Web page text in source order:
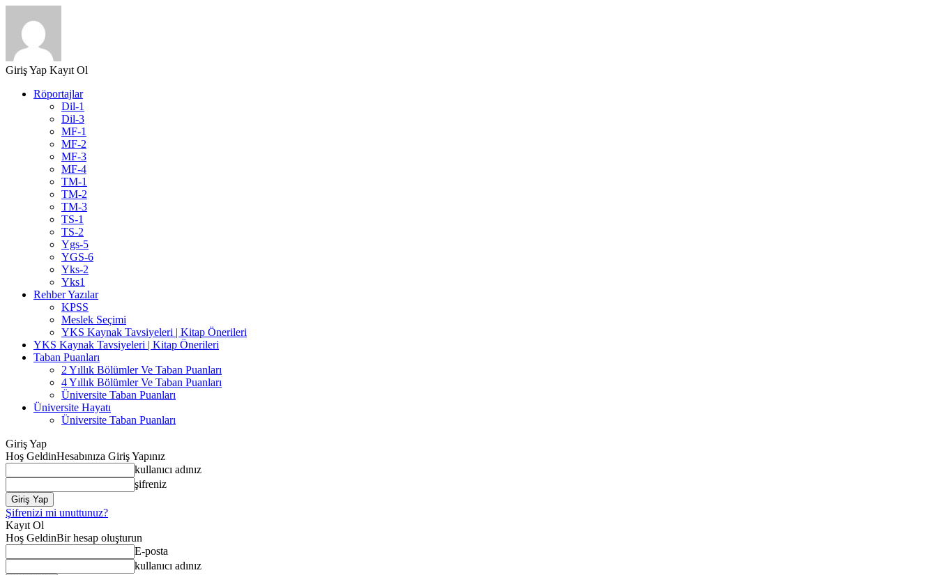
Giriş Yap Kayıt Ol
Röportajlar
Dil-1
Dil-3
MF-1
MF-2
MF-3
MF-4
TM-1
TM-2
TM-3
TS-1
TS-2
Ygs-5
YGS-6
Yks-2
Yks1
Rehber Yazılar
KPSS
Meslek Seçimi
YKS Kaynak Tavsiyeleri | Kitap Önerileri
YKS Kaynak Tavsiyeleri | Kitap Önerileri
Taban Puanları
2 Yıllık Bölümler Ve Taban Puanları
4 Yıllık Bölümler Ve Taban Puanları
Üniversite Taban Puanları
Üniversite Hayatı
Üniversite Taban Puanları
Giriş Yap
Hoş GeldinHesabınıza Giriş Yapınız
kullanıcı adınız
şifreniz
Şifrenizi mi unuttunuz?
Kayıt Ol
Hoş GeldinBir hesap oluşturun
E-posta
kullanıcı adınız